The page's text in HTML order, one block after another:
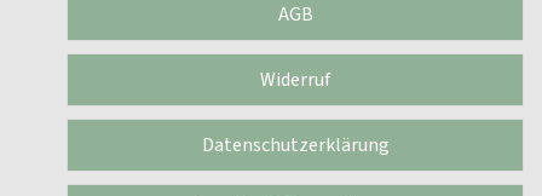
AGB
Widerruf
Datenschutzerklärung